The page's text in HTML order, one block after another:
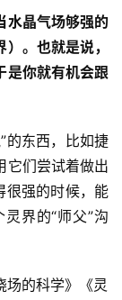
水晶气场够强的
。也就是说，
是你就有机会跟
的东西，比如捷
它们尝试着做出
很强的时候，能
界的“师父”沟